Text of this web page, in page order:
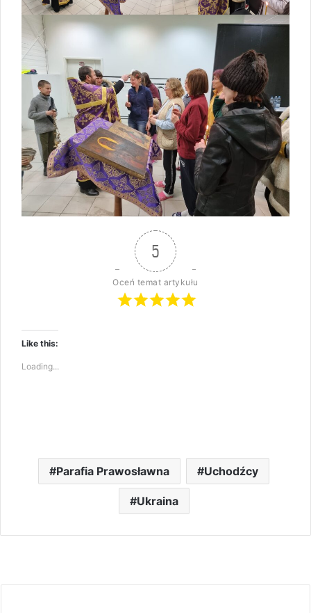
5
Oceń temat artykułu
Like this:
Loading...
Parafia Prawosławna Uchodźcy
Ukraina